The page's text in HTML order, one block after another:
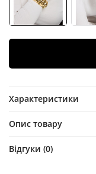
Характеристики
Опис товару
Відгуки (0)